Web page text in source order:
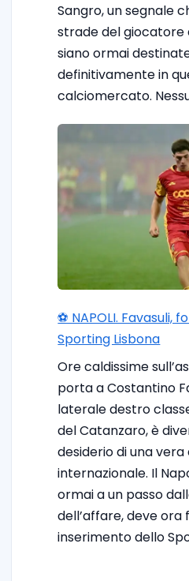
Sangro, un segnale
strade del giocatore
siano ormai
definitivamente in
calciomercato.
⚽️ NAPOLI.
Sporting Lisbona
Ore caldissime
porta a Costantino
laterale destro
del Catanzaro, è
desiderio di una
internazionale. Il
ormai a un passo
dell’affare, deve
inserimento dello